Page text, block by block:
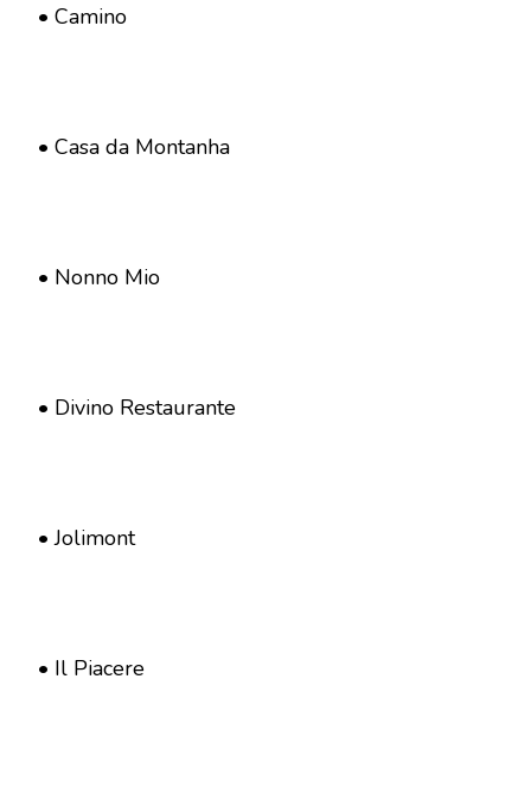
• Camino
• Casa da Montanha
• Nonno Mio
• Divino Restaurante
• Jolimont
• Il Piacere